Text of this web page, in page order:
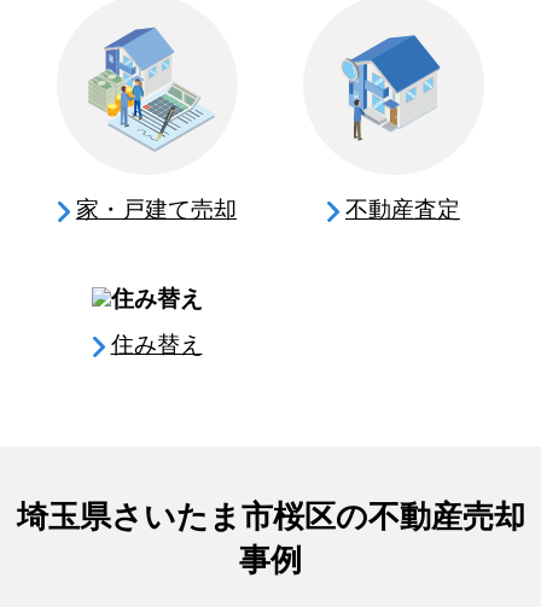
家・戸建て売却 不動産査定
住み替え
埼玉県さいたま市桜区の不動産売却
事例